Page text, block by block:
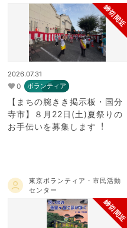
締切間近
2026.07.31
0 ボランティア
【まちの腕きき掲示板・国分
寺市】８月22日(⼟)夏祭りの
お⼿伝いを募集します︕
東京ボランティア・市民活動
センター
締切間近